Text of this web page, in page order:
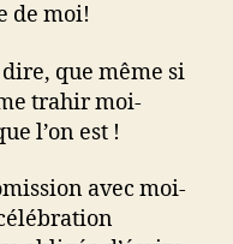
de moi!
que même si
trahir moi-
l’on est !
avec moi-